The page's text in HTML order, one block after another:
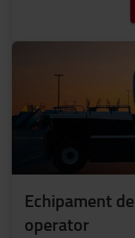
Echipament
operator